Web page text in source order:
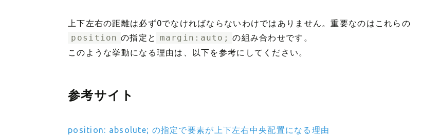
上下左右の距離は必ず0でなければならないわけではありません。重要なのはこれらの
position の指定と margin:auto;
の組み合わせです。
このような挙動になる理由は、以下を参考にしてください。
参考サイト
position: absolute; の指定で要素が上下左右中央配置になる理由